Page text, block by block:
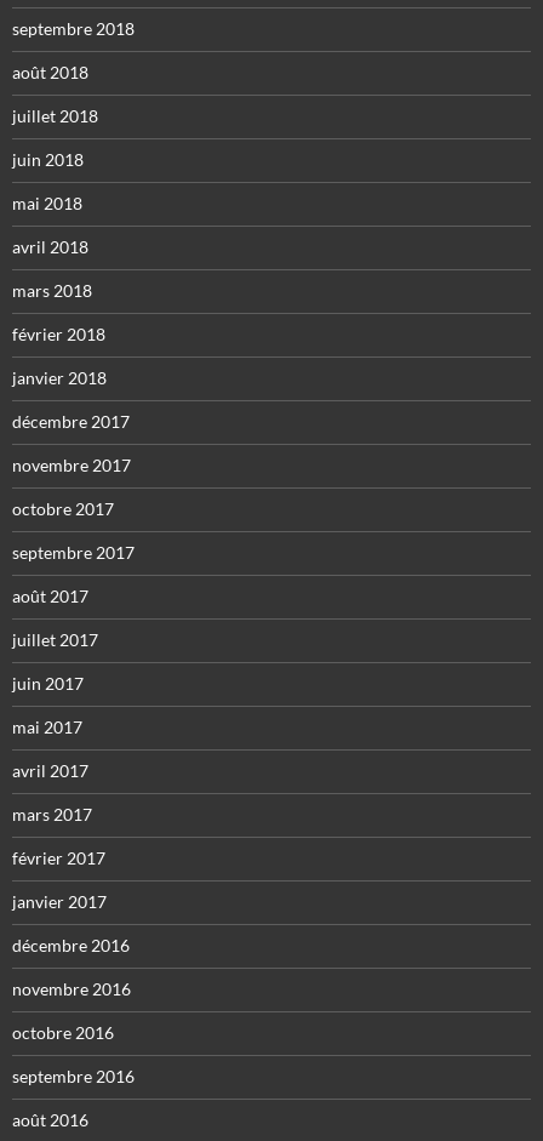
septembre 2018
août 2018
juillet 2018
juin 2018
mai 2018
avril 2018
mars 2018
février 2018
janvier 2018
décembre 2017
novembre 2017
octobre 2017
septembre 2017
août 2017
juillet 2017
juin 2017
mai 2017
avril 2017
mars 2017
février 2017
janvier 2017
décembre 2016
novembre 2016
octobre 2016
septembre 2016
août 2016